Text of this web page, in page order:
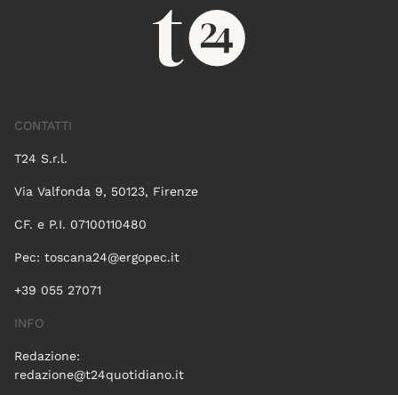
CONTATTI
T24 S.r.l.
Via Valfonda 9, 50123, Firenze
CF. e P.I. 07100110480
Pec: toscana24@ergopec.it
+39 055 27071
INFO
Redazione:
redazione@t24quotidiano.it